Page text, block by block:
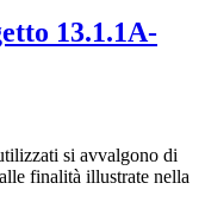
13.1.1A-
si avvalgono di
finalità illustrate nella